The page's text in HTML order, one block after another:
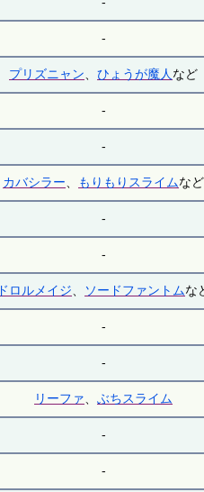
-
プリズニャン、ひょうが魔人など
-
-
カバシラー、 もりもりスライムなど
-
-
ドロルメイジ、 ソードファントムな
-
-
リーファ、ぶちスライム
-
-